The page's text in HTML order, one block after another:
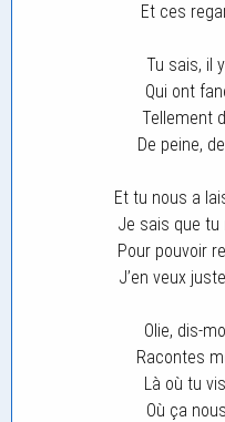
Et ces
Tu sais, il
Qui ont
Tellement
De peine,
Et tu nous a
Je sais que tu
Pour pouvoir
J’en veux
Olie, dis-
Racontes
Là où tu
Où ça